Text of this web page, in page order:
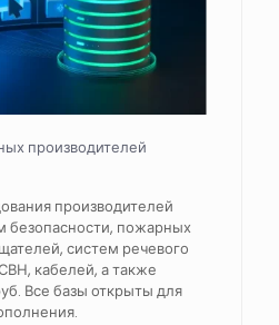
производителей
производителей
безопасности, пожарных
систем речевого
кабелей, а также
Все базы открыты для